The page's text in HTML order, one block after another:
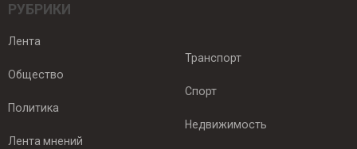
РУБРИКИ
Лента
Общество
Политика
Лента мнений
Транспорт
Спорт
Недвижимость